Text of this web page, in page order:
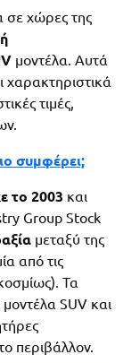
σε χώρες της
μοντέλα. Αυτά
χαρακτηριστικά
τιμές,
συμφέρει;
το 2003 και
Group Stock
μεταξύ της
από τις
Τα
SUV και
περιβάλλον.